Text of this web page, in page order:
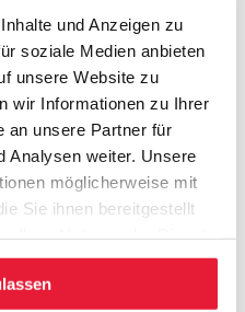
und Anzeigen zu
soziale Medien anbieten
unsere Website zu
wir Informationen zu Ihrer
an unsere Partner für
Analysen weiter. Unsere
möglicherweise mit
Sie ihnen bereitgestellt
Zukunft massiv ausbauen,
in attraktiven
unattraktiv, so dass wir
im Sinne des «entweder-
wir ebenfalls
kaufen oder welche
Fokussierungsstrategie